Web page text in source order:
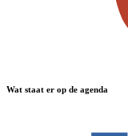
Wat staat er op de agenda